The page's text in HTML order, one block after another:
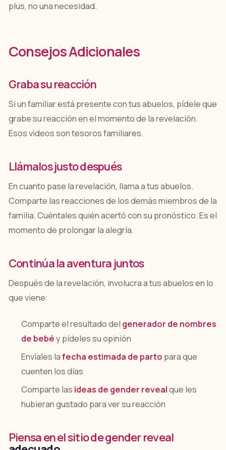
plus, no una necesidad.
Consejos Adicionales
Graba su reacción
Si un familiar está presente con tus abuelos, pídele que
grabe su reacción en el momento de la revelación.
Esos videos son tesoros familiares.
Llámalos justo después
En cuanto pase la revelación, llama a tus abuelos.
Comparte las reacciones de los demás miembros de la
familia. Cuéntales quién acertó con su pronóstico. Es el
momento de prolongar la alegría.
Continúa la aventura juntos
Después de la revelación, involucra a tus abuelos en lo
que viene:
Comparte el resultado del generador de nombres
de bebéy pídeles su opinión
Envíales lafecha estimada de parto para que
cuenten los días
Comparte las ideas de gender revealque les
hubieran gustado para ver su reacción
Piensa en elsitio de gender reveal